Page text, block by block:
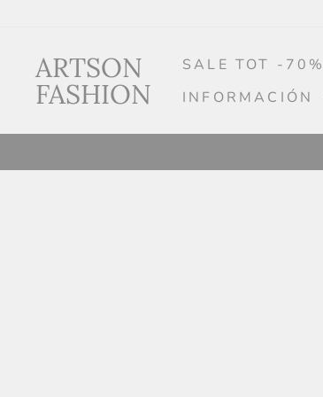
artículoARTSON
FASHION
SALE TOT -70%
INFORMACIÓN